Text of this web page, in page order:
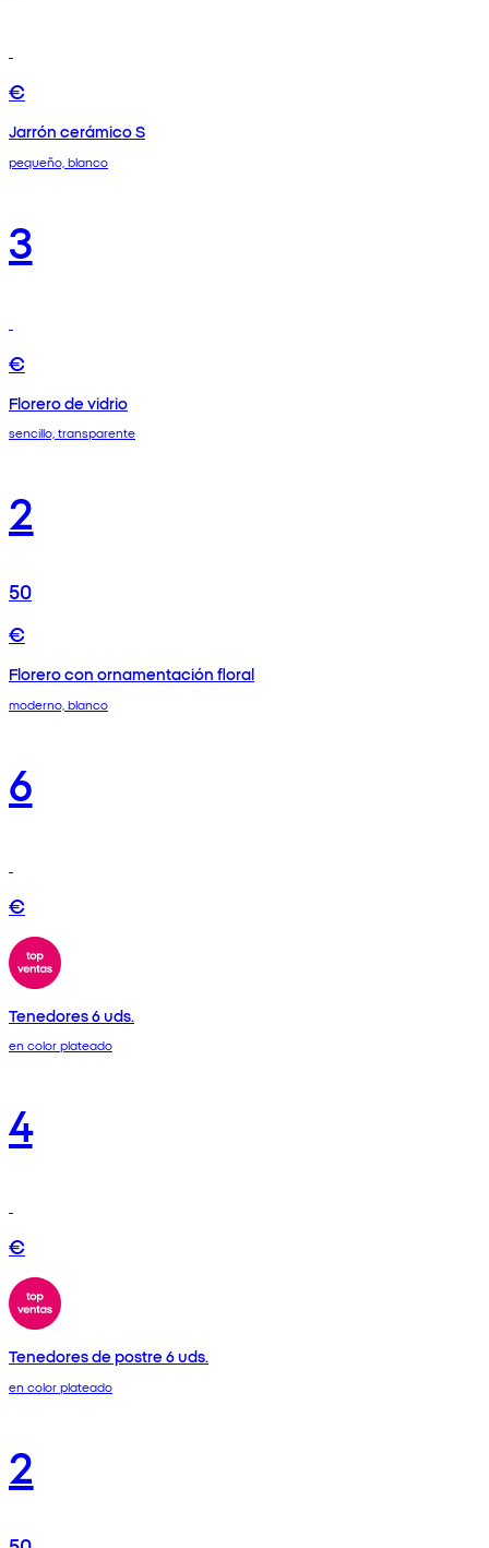
€
Jarrón cerámico S
pequeño, blanco
3
€
Florero de vidrio
sencillo, transparente
2
50
€
Florero con ornamentación floral
moderno, blanco
6
€
Tenedores 6 uds.
en color plateado
4
€
Tenedores de postre 6 uds.
en color plateado
2